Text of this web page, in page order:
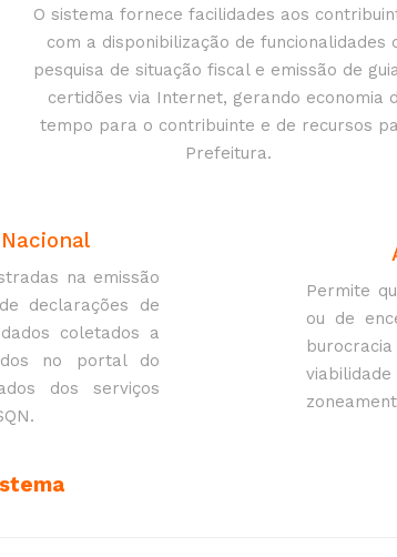
O sistema fornece facilidades aos
com a disponibilização de funcionalidades
pesquisa de situação fiscal e emissão de
certidões via Internet, gerando economia
tempo para o contribuinte e de recursos
Prefeitura.
na emissão
declarações de
coletados a
no portal do
dos serviços
Permite
ou de